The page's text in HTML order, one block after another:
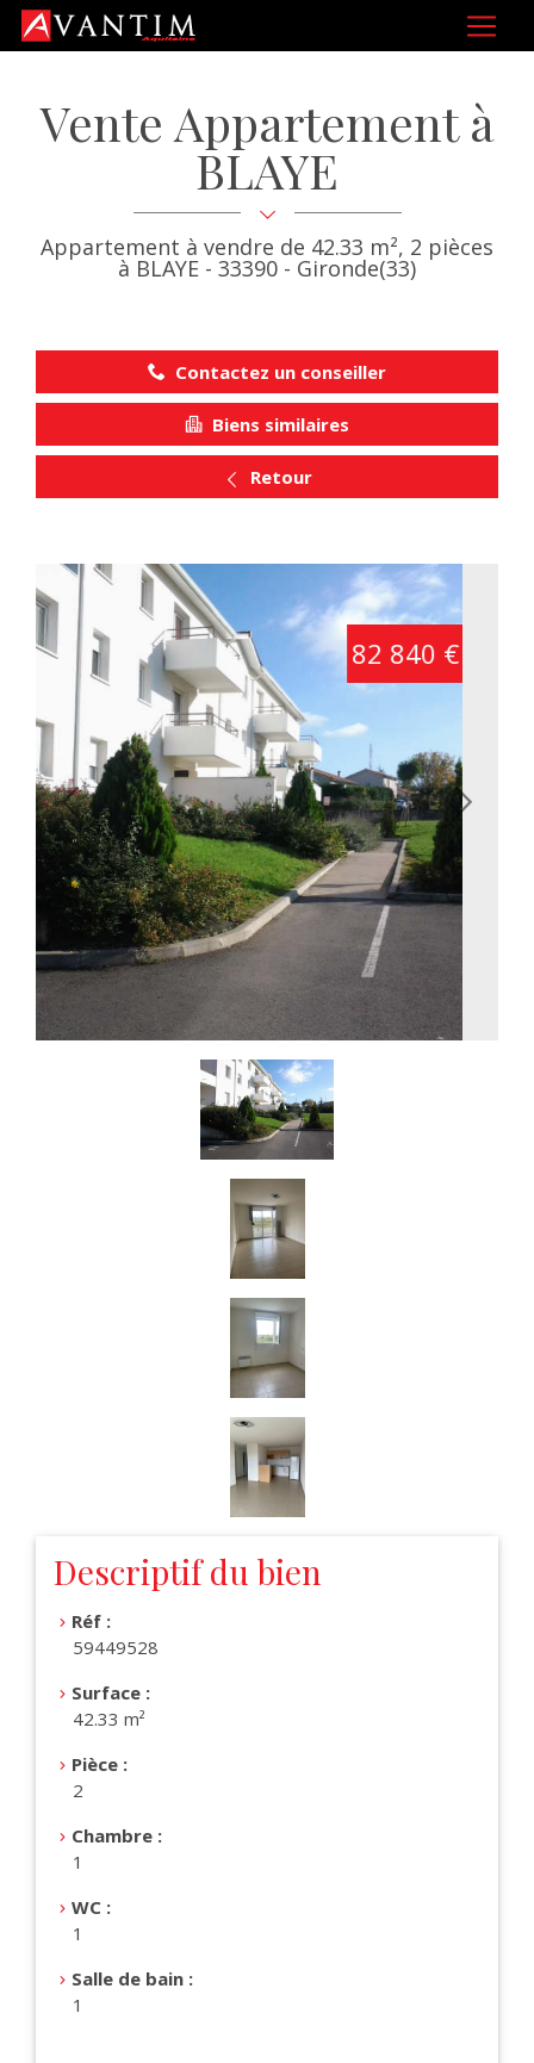
Vente Appartement à
BLAYE
Appartement à vendre de 42.33 m², 2 pièces
à BLAYE - 33390 - Gironde(33)
Contactez un conseiller
Biens similaires
Retour
82 840 €
Previous Next
Descriptif du bien
Réf :
59449528
Surface :
42.33 m²
Pièce :
2
Chambre :
1
WC :
1
Salle de bain :
1